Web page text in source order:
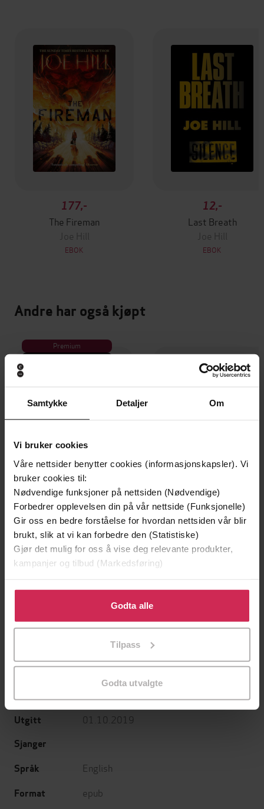
Samtykke Detaljer Om
Vi bruker cookies
Våre nettsider benytter cookies (informasjonskapsler). Vi
bruker cookies til:
Nødvendige funksjoner på nettsiden (Nødvendige)
Forbedrer opplevelsen din på vår nettside (Funksjonelle)
Gir oss en bedre forståelse for hvordan nettsiden vår blir
brukt, slik at vi kan forbedre den (Statistiske)
Gjør det mulig for oss å vise deg relevante produkter,
kampanjer og tilbud (Markedsføring)
Klikk på «Godta alle» for å gi oss ditt samtykke til å
bruke cookies for alle disse formålene. Du kan også
tilpasse ditt samtykke til spesifikke formål ved å klikke
Godta alle
Tilpass
Godta utvalgte
177,-
The Fireman
Joe Hill
EBOK
12,-
Last Breath
Joe Hill
EBOK
Andre har også kjøpt
Premium
199,-
Minnesota
Jo Nesbø
EBOK
249,-
Rottekongen
Pascal Engman
Undertittel
Contains IN THE TALL GRASS, now on
Netflix!
Forfattere Joe Hill(forfatter)
Utgitt 01.10.2019
Sjanger
Språk
English
Format epub